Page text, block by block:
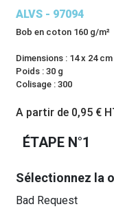
ALVS - 97094
Bob en coton 160 g/m²
Dimensions : 14 x 24 cm
Poids : 30 g
Colisage : 300
A partir de 0,95 €
ÉTAPE N°1
Sélectionnez la
Bad Request